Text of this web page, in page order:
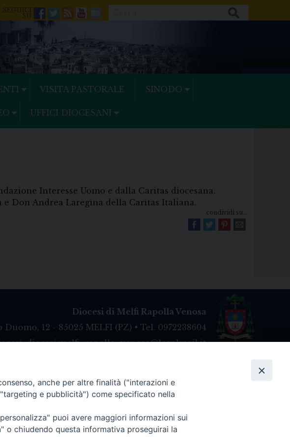
Facebook
Twitter
FeedsYoutube
Mail
VISITA PASTORALE SINODO
UFFICI DIOCESANI
Interesse Uomo e dalla Caritas diocesana.
Don Andrea Laregina della Caritas Italiana.
condividi su...
Diocesi di Melfi Rapolla Venosa
Duomo, 12 - 85025 MELFI (PZ) • Tel. 0972238604
diocesi.melfi_rapolla_venosa@legalmail.it
anche per altre finalità ("interazioni e
e pubblicità") come specificato nella
puoi avere maggiori informazioni sui
o chiudendo questa informativa proseguirai la